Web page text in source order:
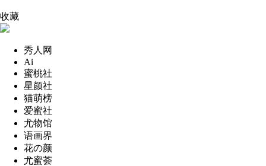
收藏
秀人网
Ai
蜜桃社
星颜社
猫萌榜
爱蜜社
尤物馆
语画界
花の颜
尤蜜荟